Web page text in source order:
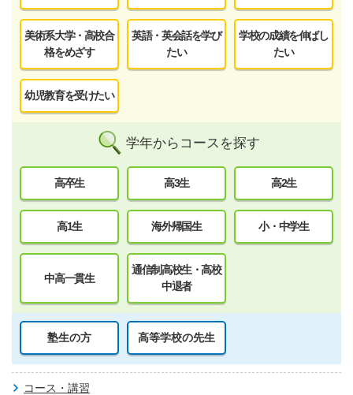
美術系大学・高校合
格をめざす
英語・英会話を学び
たい
学校の成績を伸ばし
たい
幼児教育を受けたい
学年からコースを探す
高卒生 高3生 高2生
高1生 海外帰国生 小・中学生
中高一貫生
通信制高校生・高校
中退者
塾生の方 高等学校の先生
コース・講習